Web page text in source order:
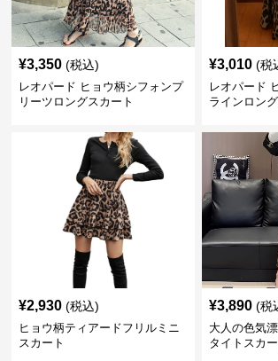
¥3,350 (税込)
レオパード ヒョウ柄シフォンプ
リーツロングスカート
¥3,010 (税
レオパード
ラインロン
¥2,930 (税込)
ヒョウ柄ティアードフリルミニ
スカート
¥3,890 (税
大人の色気
タイトスカー